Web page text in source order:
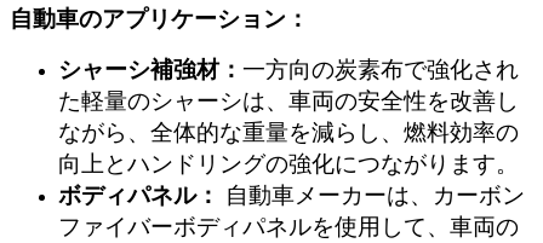
自動車のアプリケーション：
シャーシ補強材： 一方向の炭素布で強化され
た軽量のシャーシは、車両の安全性を改善し
ながら、全体的な重量を減らし、燃料効率の
向上とハンドリングの強化につながります。
ボディパネル：
自動車メーカーは、カーボン
ファイバーボディパネルを使用して、車両の